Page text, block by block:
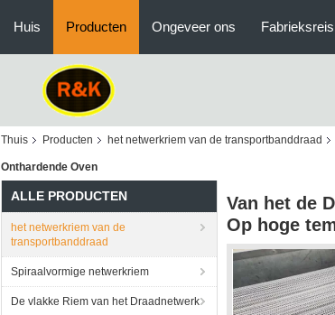
Huis Producten Ongeveer ons Fabrieksreis
Thuis Producten het netwerkriem van de transportbanddraad
Onthardende Oven
ALLE PRODUCTEN
het netwerkriem van de
transportbanddraad
Spiraalvormige netwerkriem
De vlakke Riem van het Draadnetwerk
Van het de
Op hoge